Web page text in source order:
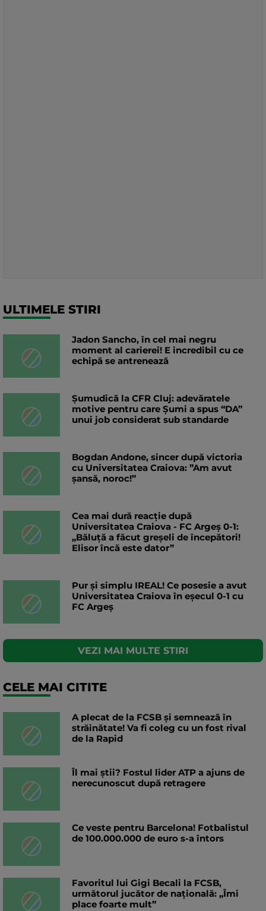
ULTIMELE STIRI
Jadon Sancho, în cel mai negru
moment al carierei! E incredibil cu ce
echipă se antrenează
Șumudică la CFR Cluj: adevăratele
motive pentru care Șumi a spus “DA”
unui job considerat sub standarde
Bogdan Andone, sincer după victoria
cu Universitatea Craiova: ”Am avut
șansă, noroc!”
Cea mai dură reacție după
Universitatea Craiova - FC Argeș 0-1:
„Băluță a făcut greșeli de începători!
Elisor încă este dator”
Pur și simplu IREAL! Ce posesie a avut
Universitatea Craiova în eșecul 0-1 cu
FC Argeș
VEZI MAI MULTE STIRI
CELE MAI CITITE
A plecat de la FCSB și semnează în
străinătate! Va fi coleg cu un fost rival
de la Rapid
Îl mai știi? Fostul lider ATP a ajuns de
nerecunoscut după retragere
Ce veste pentru Barcelona! Fotbalistul
de 100.000.000 de euro s-a întors
Favoritul lui Gigi Becali la FCSB,
următorul jucător de națională: „Îmi
place foarte mult”